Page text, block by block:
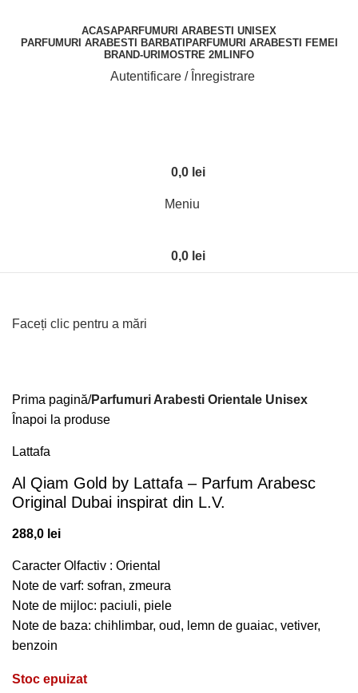
ACASAPARFUMURI ARABESTI UNISEX
PARFUMURI ARABESTI BARBATI PARFUMURI ARABESTI FEMEI
BRAND-URI MOSTRE 2ML INFO
Autentificare / Înregistrare
0,0 lei
Meniu
0,0 lei
Faceți clic pentru a mări
Prima pagină Parfumuri Arabesti Orientale Unisex
Înapoi la produse
Lattafa
Al Qiam Gold by Lattafa – Parfum Arabesc
Original Dubai inspirat din L.V.
288,0 lei
Caracter Olfactiv : Oriental
Note de varf: sofran, zmeura
Note de mijloc: paciuli, piele
Note de baza: chihlimbar, oud, lemn de guaiac, vetiver,
benzoin
Stoc epuizat